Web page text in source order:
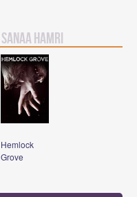
Sanaa Hamri
Hemlock
Grove